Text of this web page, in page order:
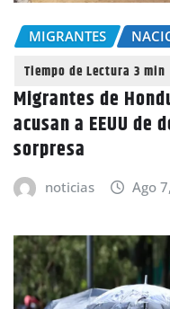
MIGRANTES
Migrantes de
acusan a EEUU
sorpresa
noticias Ago